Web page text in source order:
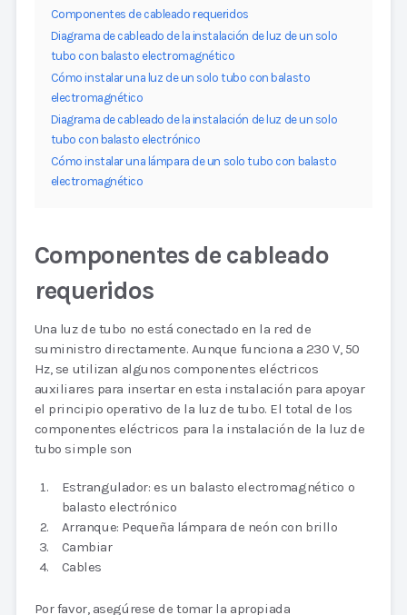
Componentes de cableado requeridos
Diagrama de cableado de la instalación de luz de un solo
tubo con balasto electromagnético
Cómo instalar una luz de un solo tubo con balasto
electromagnético
Diagrama de cableado de la instalación de luz de un solo
tubo con balasto electrónico
Cómo instalar una lámpara de un solo tubo con balasto
electromagnético
Componentes de cableado
requeridos
Una luz de tubo no está conectado en la red de
suministro directamente. Aunque funciona a 230 V, 50
Hz, se utilizan algunos componentes eléctricos
auxiliares para insertar en esta instalación para apoyar
el principio operativo de la luz de tubo. El total de los
componentes eléctricos para la instalación de la luz de
tubo simple son
Estrangulador: es un balasto electromagnético o
balasto electrónico
Arranque: Pequeña lámpara de neón con brillo
Cambiar
Cables
Por favor, asegúrese de tomar la apropiada